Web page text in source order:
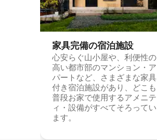
家具完備の宿⁠泊⁠施⁠設
心安らぐ山小屋や、利便性の
高い都市部のマンション・ア
パートなど、さまざまな家具
付き宿泊施設があり、どこも
普段お家で使用するアメニテ
ィ・設備がすべてそろってい
ます。